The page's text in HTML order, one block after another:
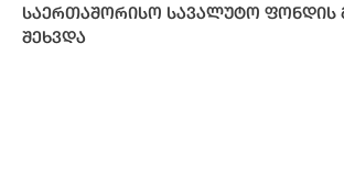
საერთაშორისო სავალუტო ფონდის
შეხვდა